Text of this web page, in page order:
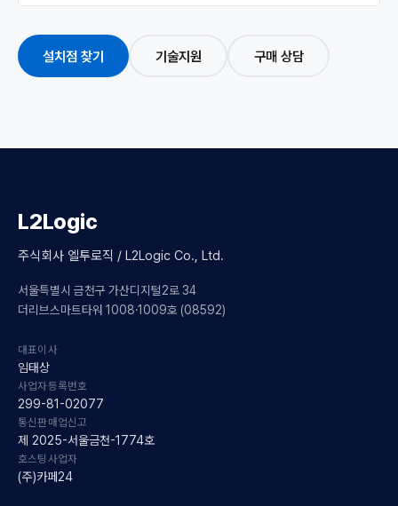
설치점 찾기 기술지원 구매 상담
L2Logic
주식회사 엘투로직 / L2Logic Co., Ltd.
서울특별시 금천구 가산디지털2로 34
더리브스마트타워 1008·1009호 (08592)
대표이사
임태상
사업자등록번호
299-81-02077
통신판매업신고
제 2025-서울금천-1774호
호스팅사업자
(주)카페24